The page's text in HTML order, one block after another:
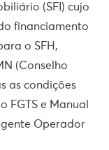
(SFI) cujo
financiamento
o SFH,
(Conselho
as condições
FGTS e Manual
Operador